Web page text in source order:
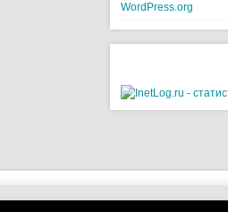
WordPress.org